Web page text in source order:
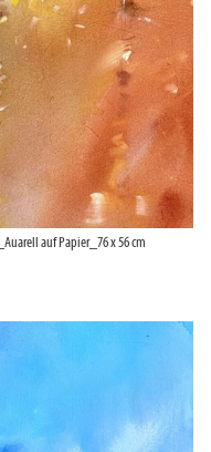
auf Papier_76 x 56 cm